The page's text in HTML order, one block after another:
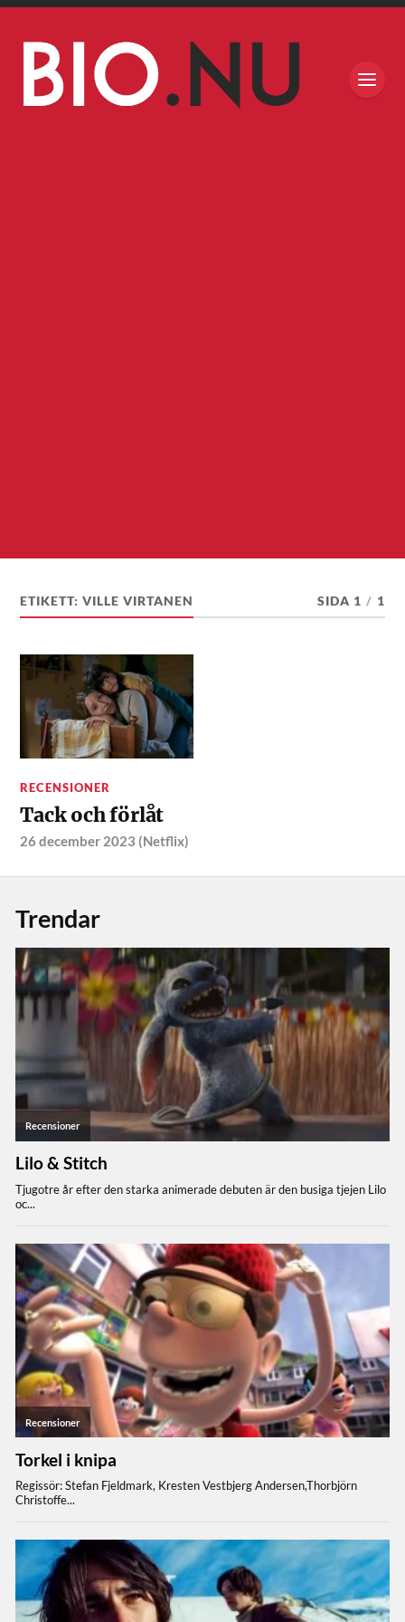
ETIKETT:VILLE VIRTANEN SIDA 1 / 1
RECENSIONER
Tack och förlåt
26 december 2023 (Netflix)
Trendar